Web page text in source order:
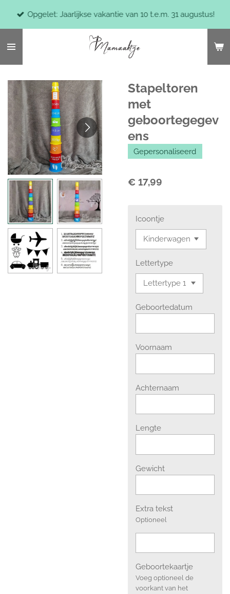
de
Opgelet: Jaarlijkse vakantie van 10 t.e.m. 31 augustus!
Stapeltoren
met
geboortegegev
ens
Gepersonaliseerd
€ 17,99
Icoontje
Lettertype
Geboortedatum
Voornaam
Achternaam
Lengte
Gewicht
Extra tekst
Optioneel
Geboortekaartje
Voeg optioneel de
voorkant van het